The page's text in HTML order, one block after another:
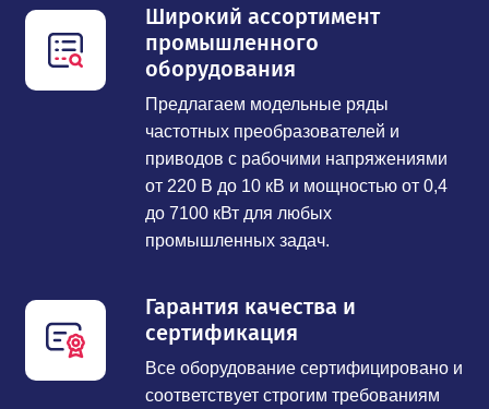
Широкий ассортимент
промышленного
оборудования
Предлагаем модельные ряды
частотных преобразователей и
приводов с рабочими напряжениями
от 220 В до 10 кВ и мощностью от 0,4
до 7100 кВт для любых
промышленных задач.
Гарантия качества и
сертификация
Все оборудование сертифицировано и
соответствует строгим требованиям